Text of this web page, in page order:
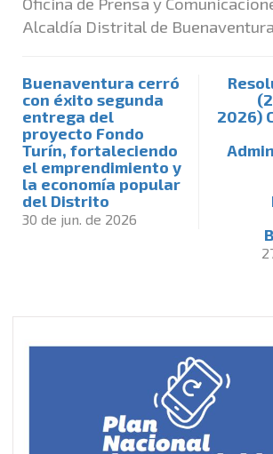
Alcaldía Distrital de Buenaventura
Buenaventura cerró
con éxito segunda
entrega del
proyecto Fondo
Turín, fortaleciendo
el emprendimiento y
la economía popular
del Distrito
30 de jun. de 2026
2026)